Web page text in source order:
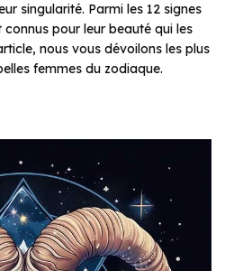
singularité. Parmi les 12 signes
pour leur beauté qui les
nous vous dévoilons les plus
femmes du zodiaque.